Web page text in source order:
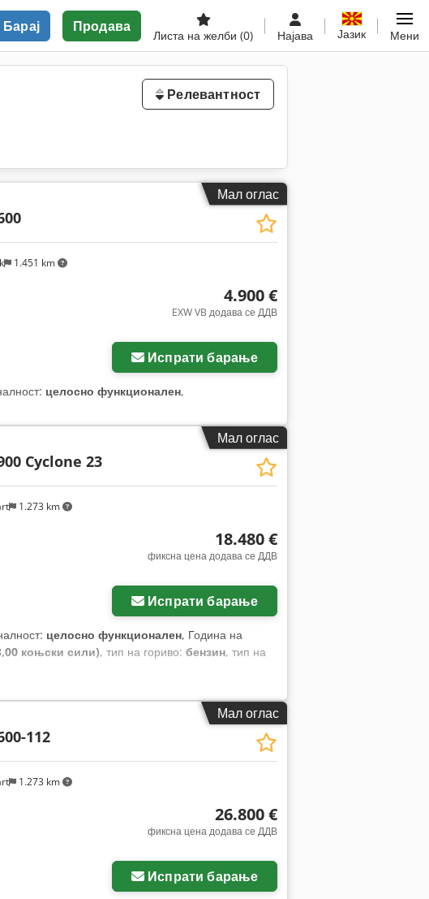
Барај Продава
Листа на желби (0) Најава Јазик Мени
Релевантност
Мал оглас
1.451 km
4.900 €
EXW VB додава се ДДВ
Испрати барање
целосно функционален,
Мал оглас
1.273 km
Cyclone 23
18.480 €
фиксна цена додава се ДДВ
Испрати барање
целосно функционален, Година на
коњски сили), тип на гориво: бензин, тип на
Мал оглас
1.273 km
112
26.800 €
фиксна цена додава се ДДВ
Испрати барање